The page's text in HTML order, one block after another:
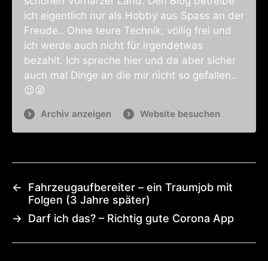
ich eigentlich nur als Hobby aus Spass an der
Freude.. Ohne teure Technik, völlig frei und
ich werde auch nicht für irgendetwas
bezahlt. Ich spreche hier und da aber sicher
auch mal Dinge an die mir nicht so gefallen..
😉😜
Archiv anzeigen Website besuchen
←
Fahrzeugaufbereiter – ein Traumjob mit
Folgen (3 Jahre später)
→ Darf ich das? – Richtig gute Corona App